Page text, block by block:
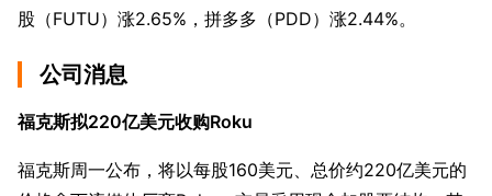
股（FUTU）涨2.65%，拼多多（PDD）涨2.44%。
公司消息
福克斯拟220亿美元收购Roku
福克斯周一公布，将以每股160美元、总价约220亿美元的